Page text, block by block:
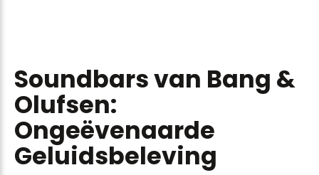
Soundbars van Bang &
Olufsen:
Ongeëvenaarde
Geluidsbeleving